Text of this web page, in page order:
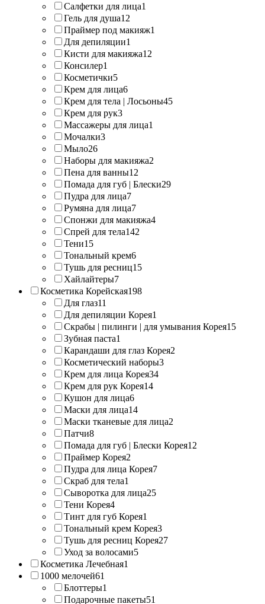
Салфетки для лица1
Гель для душа12
Праймер под макияж1
Для депиляции1
Кисти для макияжа12
Консилер1
Косметички5
Крем для лица6
Крем для тела | Лосьоны45
Крем для рук3
Массажеры для лица1
Мочалки3
Мыло26
Наборы для макияжа2
Пена для ванны12
Помада для губ | Блески29
Пудра для лица7
Румяна для лица7
Спонжи для макияжа4
Спрей для тела142
Тени15
Тональный крем6
Тушь для ресниц15
Хайлайтеры7
Косметика Корейская198
Для глаз11
Для депиляции Корея1
Скрабы | пилинги | для умывания Корея15
Зубная паста1
Карандаши для глаз Корея2
Косметический наборы3
Крем для лица Корея34
Крем для рук Корея14
Кушон для лица6
Маски для лица14
Маски тканевые для лица2
Патчи8
Помада для губ | Блески Корея12
Праймер Корея2
Пудра для лица Корея7
Скраб для тела1
Сыворотка для лица25
Тени Корея4
Тинт для губ Корея1
Тональный крем Корея3
Тушь для ресниц Корея27
Уход за волосами5
Косметика Лечебная1
1000 мелочей61
Блоттеры1
Подарочные пакеты51